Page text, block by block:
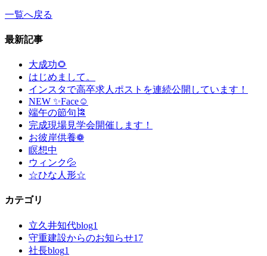
一覧へ戻る
最新記事
大成功🌻
はじめまして。
インスタで高卒求人ポストを連続公開しています！
NEW ✨Face☺
端午の節句🎏
完成現場見学会開催します！
お彼岸供養❁
瞑想中
ウィンク💦
☆ひな人形☆
カテゴリ
立久井知代blog1
守重建設からのお知らせ17
社長blog1